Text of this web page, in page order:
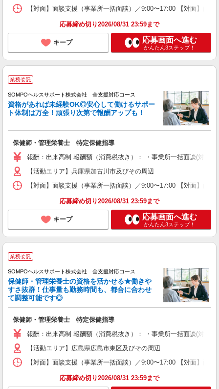
【対面】面談支援（事業所一括面談）／9:00〜17:00 【対面】面
応募締め切り2026/08/31 23:59まで
キープ 応募画面へ進む
かんたん3ステップ！
業務委託
SOMPOヘルスサポート株式会社 全支援対応コース
資格があれば未経験OK◎安心して働けるサポー
ト体制は万全！頑張り次第で報酬アップも！
保健師・管理栄養士 特定保健指導
報酬：出来高制 報酬額（消費税抜き）： ・事業所一括面談(対
【活動エリア】兵庫県加古川市及びその周辺
【対面】面談支援（事業所一括面談）／9:00〜17:00 【対面】面
応募締め切り2026/08/31 23:59まで
キープ 応募画面へ進む
かんたん3ステップ！
業務委託
SOMPOヘルスサポート株式会社 全支援対応コース
保健師・管理栄養士の資格を活かせる★働きや
すさ抜群！仕事量も勤務時間も、都合に合わせ
て調整可能です◎
保健師・管理栄養士 特定保健指導
報酬：出来高制 報酬額（消費税抜き）： ・事業所一括面談(対
【活動エリア】広島県広島市東区及びその周辺
【対面】面談支援（事業所一括面談）／9:00〜17:00 【対面】面
応募締め切り2026/08/31 23:59まで